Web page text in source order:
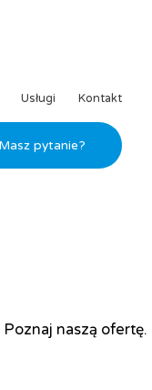
Usługi Kontakt
Masz pytanie?
naszą ofertę.